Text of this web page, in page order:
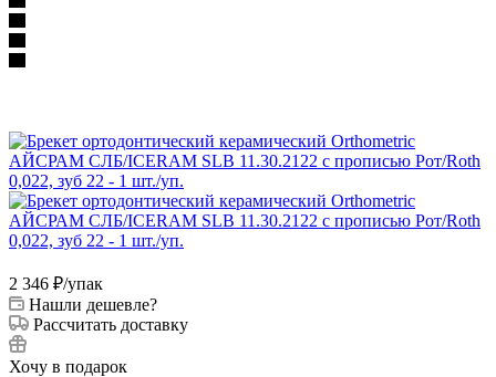
2 346 ₽/упак
Нашли дешевле?
Рассчитать доставку
Хочу в подарок